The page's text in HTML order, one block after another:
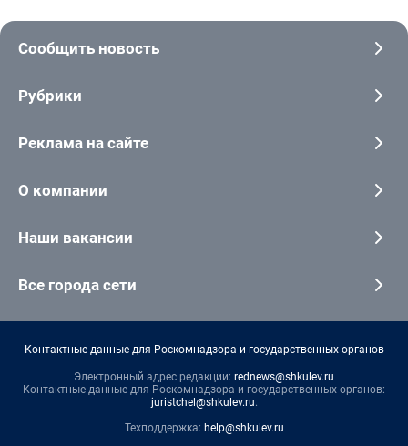
Сообщить новость
Рубрики
Реклама на сайте
О компании
Наши вакансии
Все города сети
Контактные данные для Роскомнадзора и государственных органов
Электронный адрес редакции: rednews@shkulev.ru
Контактные данные для Роскомнадзора и государственных органов:
juristchel@shkulev.ru.
Техподдержка: help@shkulev.ru